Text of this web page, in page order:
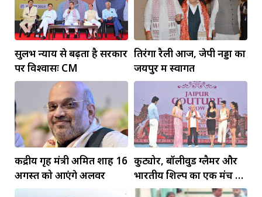
सुलभ न्याय से बढ़ता है सरकार
पर विश्वासः CM
तिरंगा रैली आज, जेपी नड्डा का
जयपुर में स्वागत
केंद्रीय गृह मंत्री अमित शाह 16
अगस्त को आएंगे अलवर
कुट्योर, बॉलीवुड ग्लैमर और
भारतीय शिल्प का एक मंच पर
जलवा